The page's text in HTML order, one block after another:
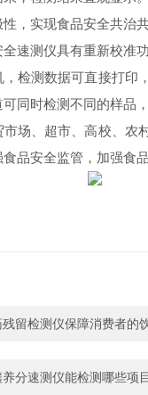
，实现食品安全共治共
测仪具有重新校准功
检测数据可直接打印
同时检测不同的样品
、超市、高校、农村
品安全监管，加强食
残留检测仪保障消费者的
养分速测仪能检测哪些项目